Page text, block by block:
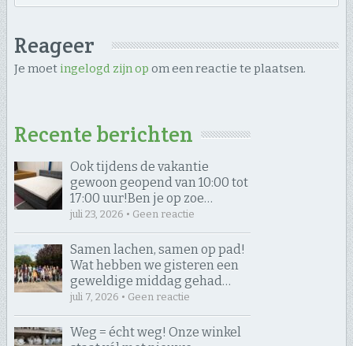
Reageer
Je moet ingelogd zijn op om een reactie te plaatsen.
Recente berichten
Ook tijdens de vakantie
gewoon geopend van 10:00 tot
17:00 uur! ​Ben je op zoe…
juli 23, 2026 • Geen reactie
Samen lachen, samen op pad! ​
Wat hebben we gisteren een
geweldige middag gehad…
juli 7, 2026 • Geen reactie
Weg = écht weg! Onze winkel